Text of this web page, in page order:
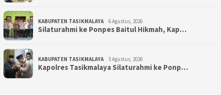
KABUPATEN TASIKMALAYA 6 Agustus, 2026
Silaturahmi ke Ponpes Baitul Hikmah, Kap…
KABUPATEN TASIKMALAYA 5 Agustus, 2026
Kapolres Tasikmalaya Silaturahmi ke Ponp…